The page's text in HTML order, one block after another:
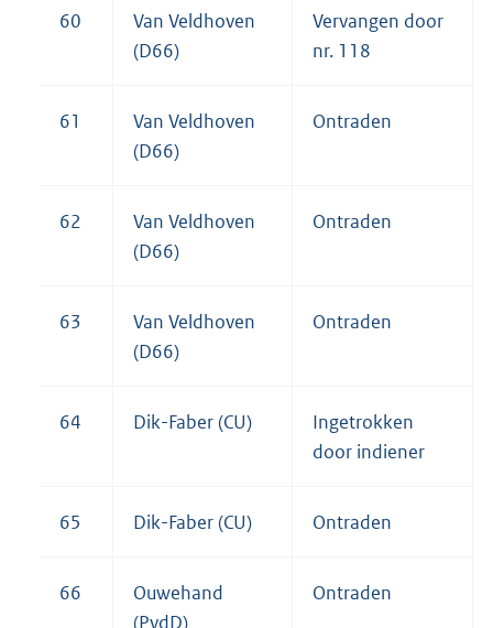
60
Van Veldhoven
(D66)
Vervangen door
nr. 118
61
Van Veldhoven
(D66)
Ontraden
62
Van Veldhoven
(D66)
Ontraden
63
Van Veldhoven
(D66)
Ontraden
64 Dik-Faber (CU)
Ingetrokken
door indiener
65 Dik-Faber (CU) Ontraden
66
Ouwehand
(PvdD)
Ontraden